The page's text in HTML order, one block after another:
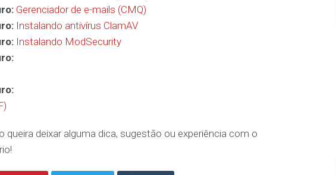
Gerenciador de e-mails (CMQ)
Instalando antivírus ClamAV
Instalando ModSecurity
deixar alguma dica, sugestão ou experiência com o